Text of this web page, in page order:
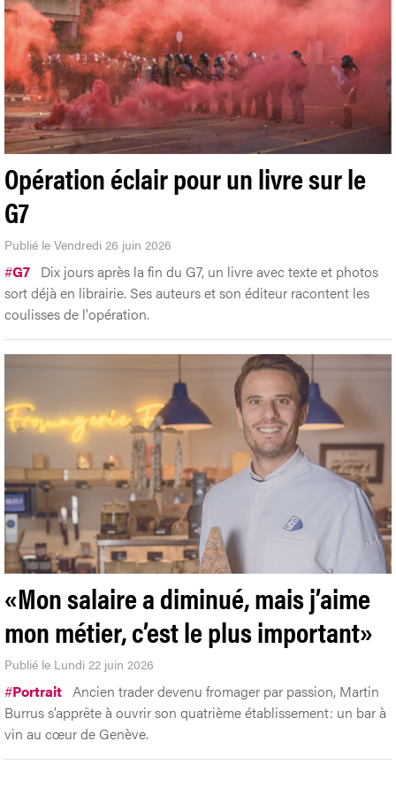
Opération éclair pour un livre sur le
G7
Publié le Vendredi 26 juin 2026
#G7 Dix jours après la fin du G7, un livre avec texte et photos
sort déjà en librairie. Ses auteurs et son éditeur racontent les
coulisses de l'opération.
«Mon salaire a diminué, mais j’aime
mon métier, c’est le plus important»
Publié le Lundi 22 juin 2026
#Portrait Ancien trader devenu fromager par passion, Martin
Burrus s’apprête à ouvrir son quatrième établissement: un bar à
vin au cœur de Genève.